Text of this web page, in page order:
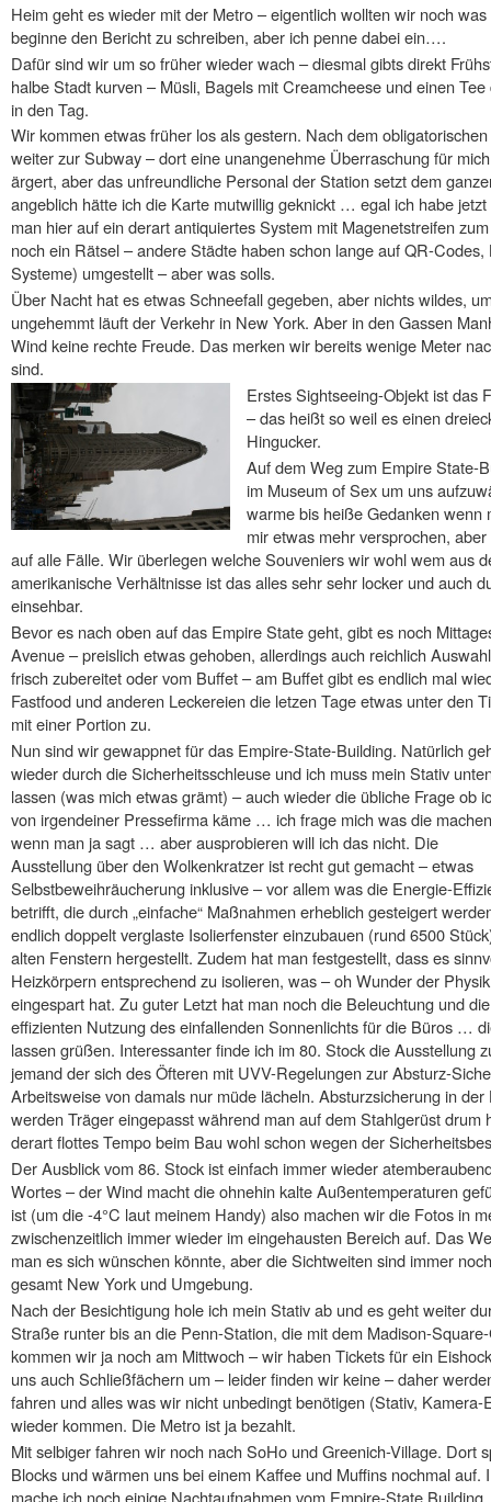
Heim geht es wieder mit der Metro – eigentlich wollten wir noch
beginne den Bericht zu schreiben, aber ich penne dabei ein….
Dafür sind wir um so früher wieder wach – diesmal gibts direkt
halbe Stadt kurven – Müsli, Bagels mit Creamcheese und einen
in den Tag.
Wir kommen etwas früher los als gestern. Nach dem
weiter zur Subway – dort eine unangenehme Überraschung für
ärgert, aber das unfreundliche Personal der Station setzt dem
angeblich hätte ich die Karte mutwillig geknickt … egal ich habe
man hier auf ein derart antiquiertes System mit Magenetstreifen
noch ein Rätsel – andere Städte haben schon lange auf QR-
Systeme) umgestellt – aber was solls.
Über Nacht hat es etwas Schneefall gegeben, aber nichts wildes,
ungehemmt läuft der Verkehr in New York. Aber in den Gassen
Wind keine rechte Freude. Das merken wir bereits wenige Meter
sind.
Erstes Sightseeing-Objekt ist das
– das heißt so weil es einen
Hingucker.
Auf dem Weg zum Empire State-
im Museum of Sex um uns
warme bis heiße Gedanken wenn
mir etwas mehr versprochen,
auf alle Fälle. Wir überlegen welche Souveniers wir wohl wem aus
amerikanische Verhältnisse ist das alles sehr sehr locker und auch
einsehbar.
Bevor es nach oben auf das Empire State geht, gibt es noch
Avenue – preislich etwas gehoben, allerdings auch reichlich
frisch zubereitet oder vom Buffet – am Buffet gibt es endlich mal
Fastfood und anderen Leckereien die letzen Tage etwas unter den
mit einer Portion zu.
Nun sind wir gewappnet für das Empire-State-Building. Natürlich
wieder durch die Sicherheitsschleuse und ich muss mein Stativ
lassen (was mich etwas grämt) – auch wieder die übliche Frage ob
von irgendeiner Pressefirma käme … ich frage mich was die
wenn man ja sagt … aber ausprobieren will ich das nicht. Die
Ausstellung über den Wolkenkratzer ist recht gut gemacht – etwas
Selbstbeweihräucherung inklusive – vor allem was die Energie-
betrifft, die durch „einfache“ Maßnahmen erheblich gesteigert
endlich doppelt verglaste Isolierfenster einzubauen (rund 6500
alten Fenstern hergestellt. Zudem hat man festgestellt, dass es
Heizkörpern entsprechend zu isolieren, was – oh Wunder der
eingespart hat. Zu guter Letzt hat man noch die Beleuchtung und
effizienten Nutzung des einfallenden Sonnenlichts für die Büros …
lassen grüßen. Interessanter finde ich im 80. Stock die Ausstellung
jemand der sich des Öfteren mit UVV-Regelungen zur Absturz-
Arbeitsweise von damals nur müde lächeln. Absturzsicherung in
werden Träger eingepasst während man auf dem Stahlgerüst
derart flottes Tempo beim Bau wohl schon wegen der
Der Ausblick vom 86. Stock ist einfach immer wieder
Wortes – der Wind macht die ohnehin kalte Außentemperaturen
ist (um die -4°C laut meinem Handy) also machen wir die Fotos in
zwischenzeitlich immer wieder im eingehausten Bereich auf. Das
man es sich wünschen könnte, aber die Sichtweiten sind immer
gesamt New York und Umgebung.
Nach der Besichtigung hole ich mein Stativ ab und es geht weiter
Straße runter bis an die Penn-Station, die mit dem Madison-
kommen wir ja noch am Mittwoch – wir haben Tickets für ein
uns auch Schließfächern um – leider finden wir keine – daher
fahren und alles was wir nicht unbedingt benötigen (Stativ,
wieder kommen. Die Metro ist ja bezahlt.
Mit selbiger fahren wir noch nach SoHo und Greenich-Village. Dort
Blocks und wärmen uns bei einem Kaffee und Muffins nochmal
mache ich noch einige Nachtaufnahmen vom Empire-State Building.